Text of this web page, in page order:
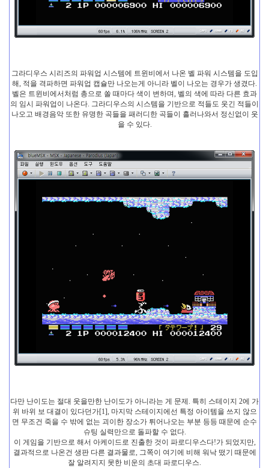
그라디우스 시리즈의 파워업 시스템에 트윈비에서 나온 벨 파워 시스템을 도입
해, 적을 격파하면 파워업 캡슐만 나오는게 아니라 벨이 나오는 경우가 생겼다.
벨은 트윈비에서처럼 총으로 쏠 때마다 색이 변하며, 벨의 색에 따라 다른 효과
의 임시 파워업이 나온다. 그라디우스의 시스템을 기반으로 적들도 웃긴 적들이
나오고 배경음악 또한 유명한 곡들을 패러디한 곡들이 흘러나와서 정신없이 웃
을 수 있다.
다만 난이도는 절대 웃을만한 난이도가 아니라는 게 문제. 특히 스테이지 2에 가
위 바위 보 대결이 있다던가[1], 마지막 스테이지에선 특정 아이템을 쓰지 않으
면 무조건 죽을 수 밖에 없는 괴이한 장소가 튀어나오는 부분 등등 때문에 순수
슈팅 실력만으로 돌파할 수 없다.
이 게임을 기반으로 해서 아케이드로 진출한 것이 파로디우스다!가 되었지만,
결과적으로 나온건 생판 다른 결과물로, 그쪽이 여기에 비해 워낙 떴기 때문에
잘 알려지지 못한 비운의 초대 파로디우스.